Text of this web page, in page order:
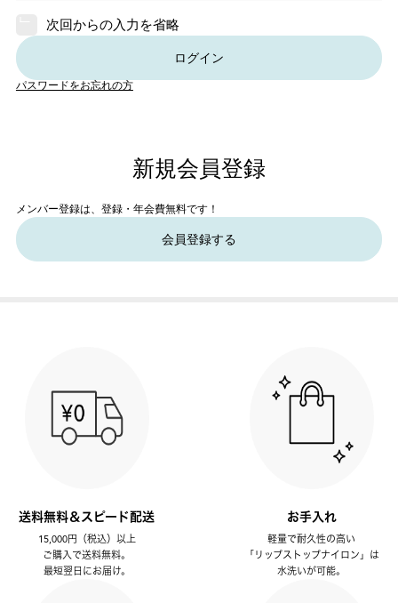
次回からの入力を省略
ログイン
パスワードをお忘れの方
新規会員登録
メンバー登録は、登録・年会費無料です！
会員登録する
送料無料＆スピード配送
15,000円（税込）以上
ご購入で送料無料。
最短翌日にお届け。
お手入れ
軽量で耐久性の高い
「リップストップナイロン」は
水洗いが可能。